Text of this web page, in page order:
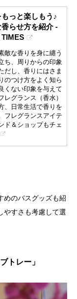
っと楽しもう♪
らせ方を紹介 -
敵な香りを身に纏う
ち、周りからの印象
だし、香りにはさま
のつけ方をよく知ら
くない印象を与えて
レグランス（香水）
、日常生活で香りを
フレグランスアイテ
ド＆ショップもチェ
めのバスグッズも紹
やすさも考慮して選
トレー」